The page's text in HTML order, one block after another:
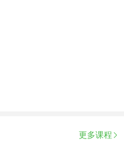
更多课程